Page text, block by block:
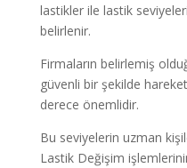
lastikler ile lastik
belirlenir.
Firmaların belirlemiş
güvenli bir şekilde
derece önemlidir.
Bu seviyelerin uzman
Lastik Değişim